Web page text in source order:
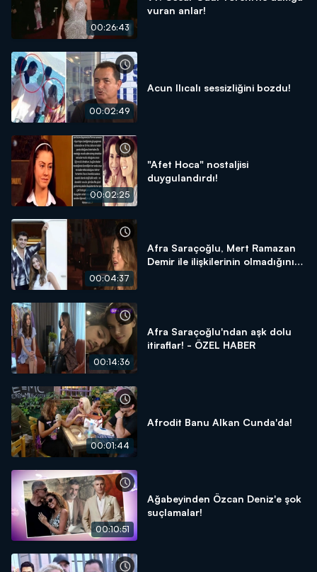
00:26:43
vuran anlar!
00:02:49
Acun Ilıcalı sessizliğini bozdu!
00:02:25
"Afet Hoca" nostaljisi
duygulandırdı!
00:04:37
Afra Saraçoğlu, Mert Ramazan
Demir ile ilişkilerinin olmadığını
00:14:36
Afra Saraçoğlu'ndan aşk dolu
itiraflar! - ÖZEL HABER
00:01:44
Afrodit Banu Alkan Cunda'da!
00:10:51
Ağabeyinden Özcan Deniz'e şok
suçlamalar!